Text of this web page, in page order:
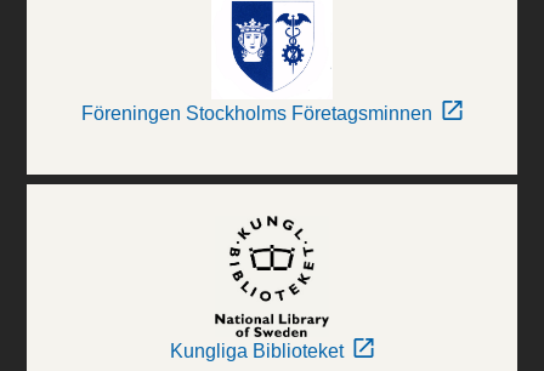
Föreningen Stockholms Företagsminnen
Kungliga Biblioteket